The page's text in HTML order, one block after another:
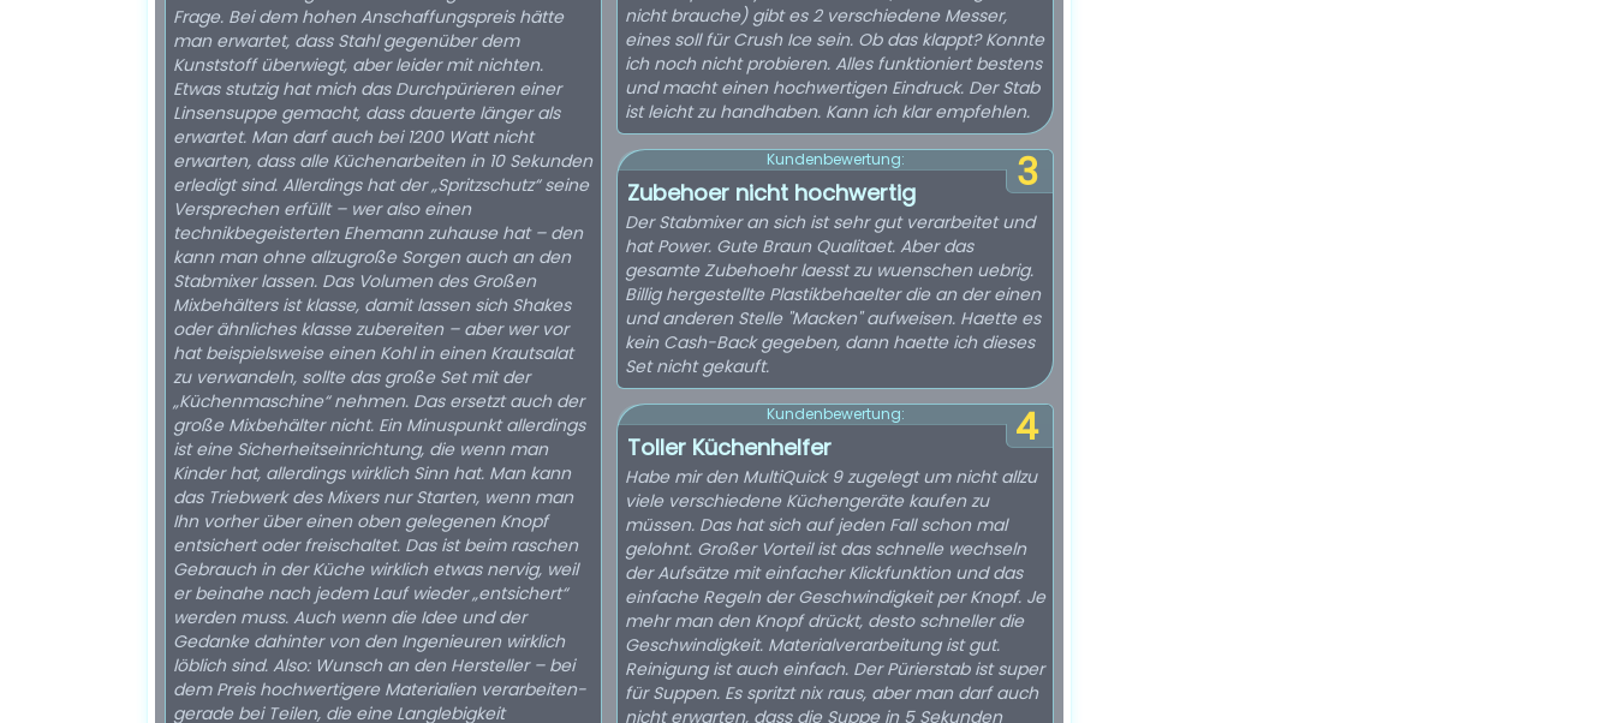
Frage. Bei dem hohen Anschaffungspreis hätte
man erwartet, dass Stahl gegenüber dem
Kunststoff überwiegt, aber leider mit nichten.
Etwas stutzig hat mich das Durchpürieren einer
Linsensuppe gemacht, dass dauerte länger als
erwartet. Man darf auch bei 1200 Watt nicht
erwarten, dass alle Küchenarbeiten in 10 Sekunden
erledigt sind. Allerdings hat der „Spritzschutz“ seine
Versprechen erfüllt – wer also einen
technikbegeisterten Ehemann zuhause hat – den
kann man ohne allzugroße Sorgen auch an den
Stabmixer lassen. Das Volumen des Großen
Mixbehälters ist klasse, damit lassen sich Shakes
oder ähnliches klasse zubereiten – aber wer vor
hat beispielsweise einen Kohl in einen Krautsalat
zu verwandeln, sollte das große Set mit der
„Küchenmaschine“ nehmen. Das ersetzt auch der
große Mixbehälter nicht. Ein Minuspunkt allerdings
ist eine Sicherheitseinrichtung, die wenn man
Kinder hat, allerdings wirklich Sinn hat. Man kann
das Triebwerk des Mixers nur Starten, wenn man
Ihn vorher über einen oben gelegenen Knopf
entsichert oder freischaltet. Das ist beim raschen
Gebrauch in der Küche wirklich etwas nervig, weil
er beinahe nach jedem Lauf wieder „entsichert“
werden muss. Auch wenn die Idee und der
Gedanke dahinter von den Ingenieuren wirklich
löblich sind. Also: Wunsch an den Hersteller – bei
dem Preis hochwertigere Materialien verarbeiten-
gerade bei Teilen, die eine Langlebigkeit
nicht brauche) gibt es 2 verschiedene Messer,
eines soll für Crush Ice sein. Ob das klappt? Konnte
ich noch nicht probieren. Alles funktioniert bestens
und macht einen hochwertigen Eindruck. Der Stab
ist leicht zu handhaben. Kann ich klar empfehlen.
3
Kundenbewertung:
Zubehoer nicht hochwertig
Der Stabmixer an sich ist sehr gut verarbeitet und
hat Power. Gute Braun Qualitaet. Aber das
gesamte Zubehoehr laesst zu wuenschen uebrig.
Billig hergestellte Plastikbehaelter die an der einen
und anderen Stelle "Macken" aufweisen. Haette es
kein Cash-Back gegeben, dann haette ich dieses
Set nicht gekauft.
4
Kundenbewertung:
Toller Küchenhelfer
Habe mir den MultiQuick 9 zugelegt um nicht allzu
viele verschiedene Küchengeräte kaufen zu
müssen. Das hat sich auf jeden Fall schon mal
gelohnt. Großer Vorteil ist das schnelle wechseln
der Aufsätze mit einfacher Klickfunktion und das
einfache Regeln der Geschwindigkeit per Knopf. Je
mehr man den Knopf drückt, desto schneller die
Geschwindigkeit. Materialverarbeitung ist gut.
Reinigung ist auch einfach. Der Pürierstab ist super
für Suppen. Es spritzt nix raus, aber man darf auch
nicht erwarten, dass die Suppe in 5 Sekunden